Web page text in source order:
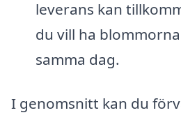
leverans kan
du vill ha
samma dag.
I genomsnitt kan du